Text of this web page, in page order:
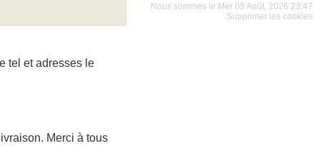
Nous sommes le Mer 05 Août, 2026 23:47
Supprimer les cookies
tel et adresses le
Merci à tous